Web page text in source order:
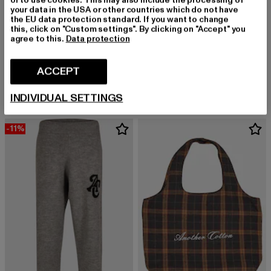
ANOTHER COTTON LAB
Another Wool
EUR 41,99
Derzeitiger Preis: EUR 41,99
-11%
your data in the USA or other countries which do not have
the EU data protection standard. If you want to change
this, click on "Custom settings". By clicking on "Accept" you
agree to this. Data protection
ACCEPT
INDIVIDUAL SETTINGS